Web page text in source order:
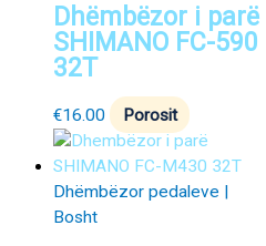
Dhëmbëzor i parë
SHIMANO FC-590
32T
€16.00 Porosit
Dhëmbëzor pedaleve |
Bosht